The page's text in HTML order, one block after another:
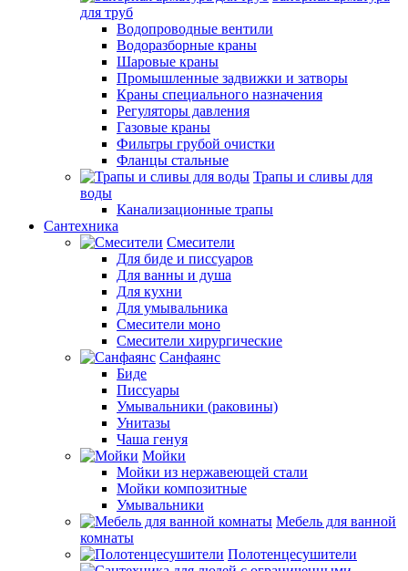
для труб
Водопроводные вентили
Водоразборные краны
Шаровые краны
Промышленные задвижки и затворы
Краны специального назначения
Регуляторы давления
Газовые краны
Фильтры грубой очистки
Фланцы стальные
Трапы и сливы для
воды
Канализационные трапы
Сантехника
Смесители
Для биде и писсуаров
Для ванны и душа
Для кухни
Для умывальника
Смесители моно
Смесители хирургические
Санфаянс
Биде
Писсуары
Умывальники (раковины)
Унитазы
Чаша генуя
Мойки
Мойки из нержавеющей стали
Мойки композитные
Умывальники
Мебель для ванной
комнаты
Полотенцесушители